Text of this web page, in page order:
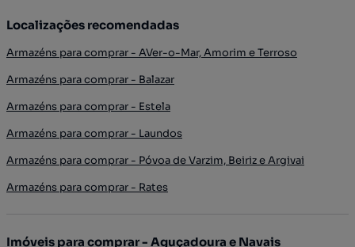
Localizações recomendadas
Armazéns para comprar - AVer-o-Mar, Amorim e Terroso
Armazéns para comprar - Balazar
Armazéns para comprar - Estela
Armazéns para comprar - Laundos
Armazéns para comprar - Póvoa de Varzim, Beiriz e Argivai
Armazéns para comprar - Rates
Imóveis para comprar - Aguçadoura e Navais